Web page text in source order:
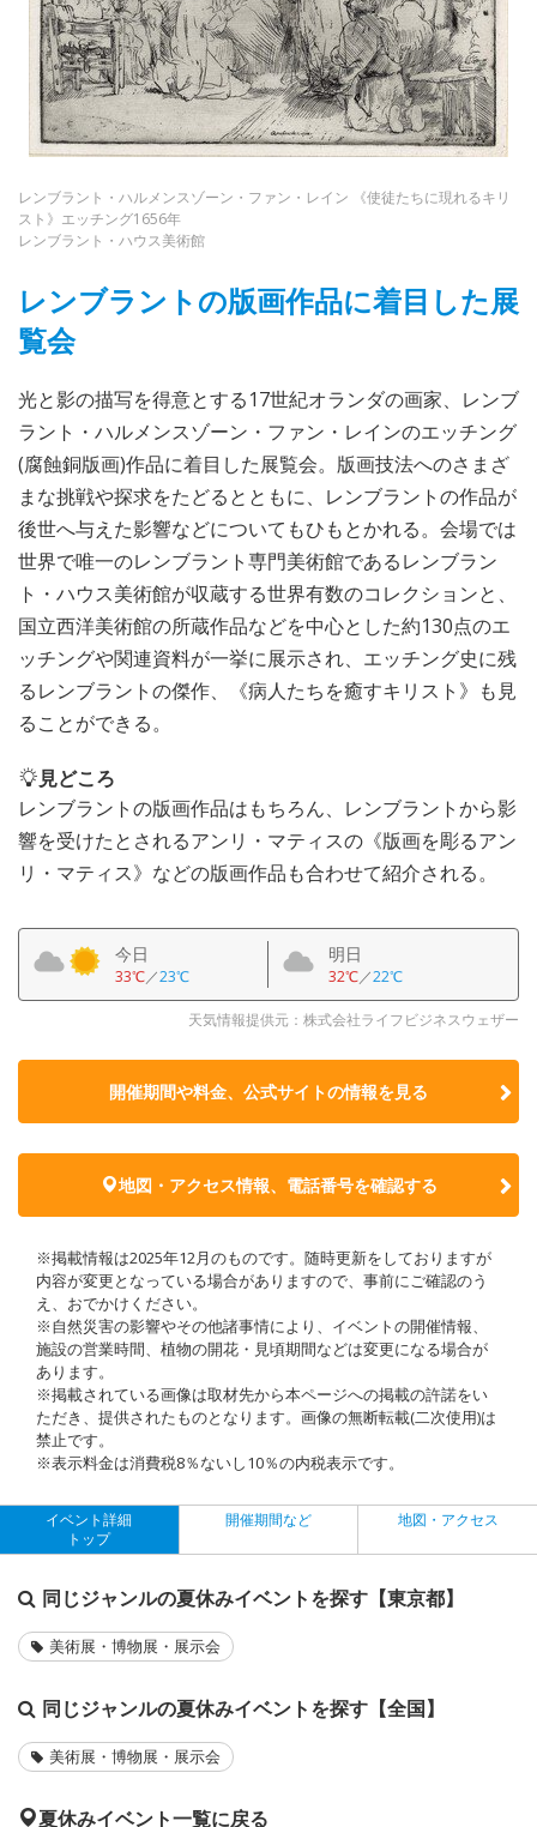
レンブラント・ハルメンスゾーン・ファン・レイン 《使徒たちに現れるキリ
スト》エッチング1656年
レンブラント・ハウス美術館
レンブラントの版画作品に着目した展
覧会
光と影の描写を得意とする17世紀オランダの画家、レンブ
ラント・ハルメンスゾーン・ファン・レインのエッチング
(腐蝕銅版画)作品に着目した展覧会。版画技法へのさまざ
まな挑戦や探求をたどるとともに、レンブラントの作品が
後世へ与えた影響などについてもひもとかれる。会場では
世界で唯一のレンブラント専門美術館であるレンブラン
ト・ハウス美術館が収蔵する世界有数のコレクションと、
国立西洋美術館の所蔵作品などを中心とした約130点のエ
ッチングや関連資料が一挙に展示され、エッチング史に残
るレンブラントの傑作、《病人たちを癒すキリスト》も見
ることができる。
見どころ
レンブラントの版画作品はもちろん、レンブラントから影
響を受けたとされるアンリ・マティスの《版画を彫るアン
リ・マティス》などの版画作品も合わせて紹介される。
今日
33℃／23℃
明日
32℃／22℃
天気情報提供元：株式会社ライフビジネスウェザー
開催期間や料金、公式サイトの情報を見る
地図・アクセス情報、電話番号を確認する
※掲載情報は2025年12月のものです。随時更新をしておりますが
内容が変更となっている場合がありますので、事前にご確認のう
え、おでかけください。
※自然災害の影響やその他諸事情により、イベントの開催情報、
施設の営業時間、植物の開花・見頃期間などは変更になる場合が
あります。
※掲載されている画像は取材先から本ページへの掲載の許諾をい
ただき、提供されたものとなります。画像の無断転載(二次使用)は
禁止です。
※表示料金は消費税8％ないし10％の内税表示です。
イベント詳細
トップ
開催期間など 地図・アクセス
同じジャンルの夏休みイベントを探す【東京都】
美術展・博物展・展示会
同じジャンルの夏休みイベントを探す【全国】
美術展・博物展・展示会
夏休みイベント一覧に戻る